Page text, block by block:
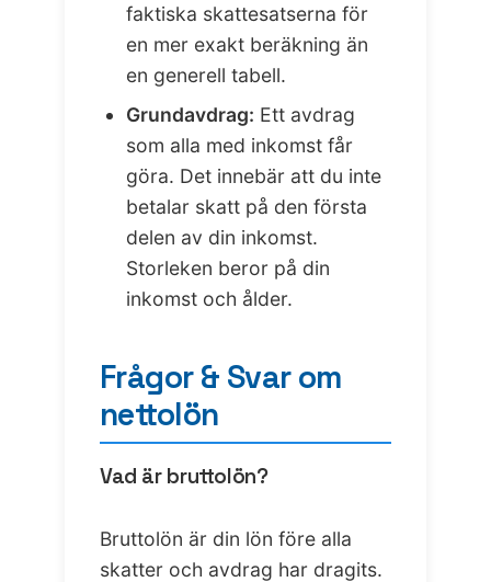
faktiska skattesatserna för
en mer exakt beräkning än
en generell tabell.
Grundavdrag: Ett avdrag
som alla med inkomst får
göra. Det innebär att du inte
betalar skatt på den första
delen av din inkomst.
Storleken beror på din
inkomst och ålder.
Frågor & Svar om
nettolön
Vad är bruttolön?
Bruttolön är din lön före alla
skatter och avdrag har dragits.